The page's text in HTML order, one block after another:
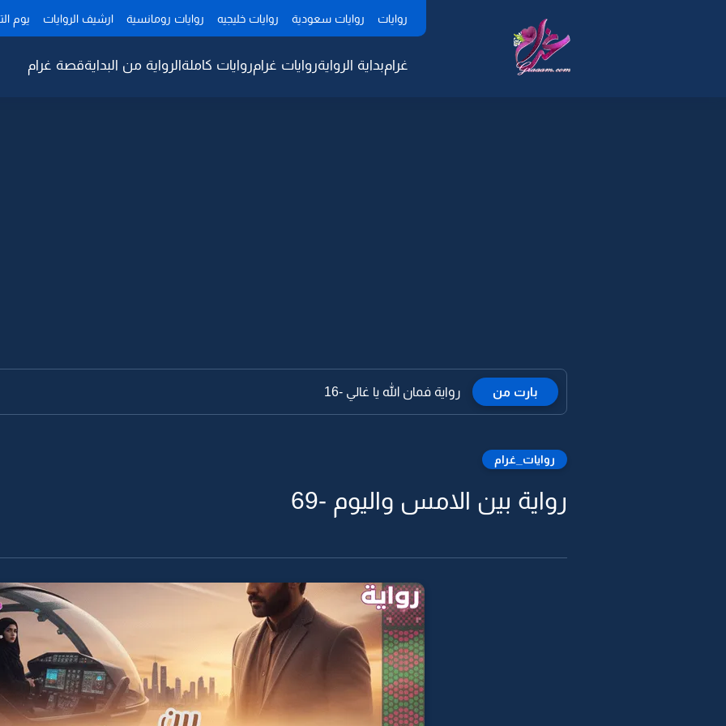
روايات روايات سعودية روايات خليجيه روايات رومانسية ارشيف الروايات يوم
غرامبداية الروايةروايات غرامروايات كاملةالرواية من البدايةقصة غرام
بارت من رواية فمان الله يا غالي -16
روايات_غرام
رواية بين الامس واليوم -69